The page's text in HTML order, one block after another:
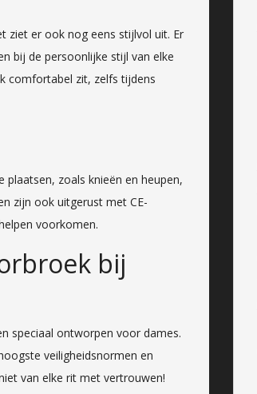
ziet er ook nog eens stijlvol uit. Er
bij de persoonlijke stijl van elke
comfortabel zit, zelfs tijdens
zoals knieën en heupen,
zijn ook uitgerust met CE-
voorkomen.
bij
speciaal ontworpen voor dames.
veiligheidsnormen en
van elke rit met vertrouwen!